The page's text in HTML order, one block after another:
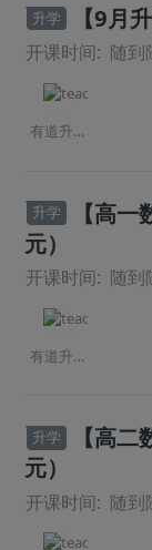
升学 【9月
开课时间: 随到
有道升学规划师
升学
【高
元）
开课时间: 随到
有道升学规划师
升学
【高
元）
开课时间: 随到